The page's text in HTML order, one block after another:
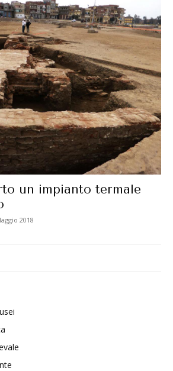
un impianto termale
2018